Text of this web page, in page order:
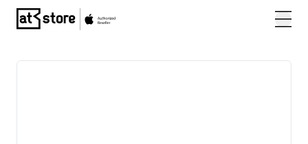
Posjetite početnu stranicu AT Store